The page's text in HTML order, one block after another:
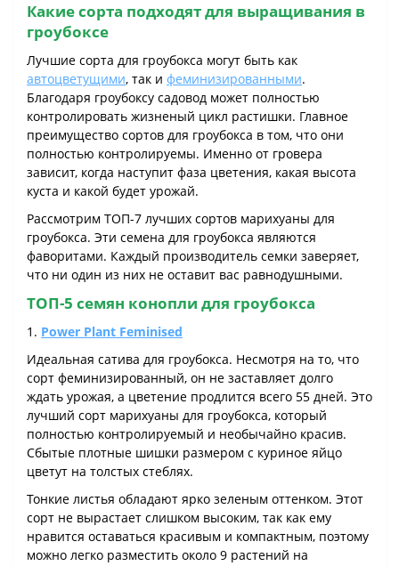
Какие сорта подходят для выращивания в
гроубоксе
Лучшие сорта для гроубокса могут быть как
автоцветущими, так и феминизированными.
Благодаря гроубоксу садовод может полностью
контролировать жизненый цикл растишки. Главное
преимущество сортов для гроубокса в том, что они
полностью контролируемы. Именно от гровера
зависит, когда наступит фаза цветения, какая высота
куста и какой будет урожай.
Рассмотрим ТОП-7 лучших сортов марихуаны для
гроубокса. Эти семена для гроубокса являются
фаворитами. Каждый производитель семки заверяет,
что ни один из них не оставит вас равнодушными.
ТОП-5 семян конопли для гроубокса
1. Power Plant Feminised
Идеальная сатива для гроубокса. Несмотря на то, что
сорт феминизированный, он не заставляет долго
ждать урожая, а цветение продлится всего 55 дней. Это
лучший сорт марихуаны для гроубокса, который
полностью контролируемый и необычайно красив.
Сбытые плотные шишки размером с куриное яйцо
цветут на толстых стеблях.
Тонкие листья обладают ярко зеленым оттенком. Этот
сорт не вырастает слишком высоким, так как ему
нравится оставаться красивым и компактным, поэтому
можно легко разместить около 9 растений на